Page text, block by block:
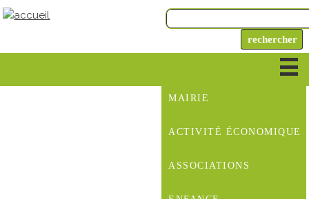
MAIRIE
ACTIVITÉ ÉCONOMIQUE
ASSOCIATIONS